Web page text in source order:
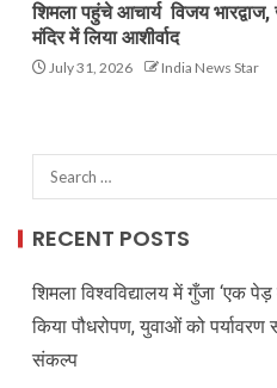
शिमला पहुंचे आचार्य विजय
मंदिर में लिया आशीर्वाद
July 31, 2026 India News Star
RECENT POSTS
शिमला विश्वविद्यालय में गुँजा ‘एक
किया पौधरोपण, युवाओं को
संकल्प